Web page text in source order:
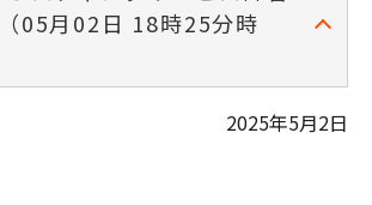
05月02日 18時25分時
2025年5月2日